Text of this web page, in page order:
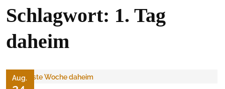
Schlagwort: 1. Tag
daheim
Aug.